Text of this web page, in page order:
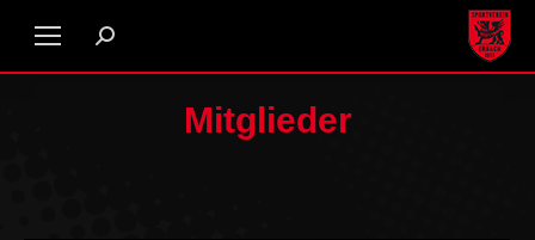
Mitglieder